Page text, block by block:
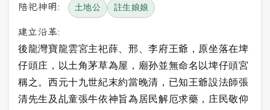
陪祀神明: 土地公 註生娘娘
建立沿革:
後龍灣寶龍雲宮主祀薛、邢、李府王爺，原坐落在埤
仔頭庄，以土角茅草為屋，廟孙並無命名以埤仔頭宮
稱之。西元十九世紀末約當晚清，已知王爺設法師張
清先生及乩童張牛依神旨為居民解厄求藥，庄民敬仰